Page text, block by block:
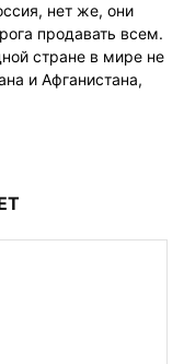
нет же, они
продавать всем.
стране в мире не
и Афганистана,